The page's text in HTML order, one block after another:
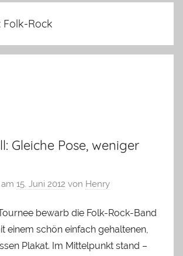
Folk-Rock
Gleiche Pose, weniger
15. Juni 2012 von Henry
bewarb die Folk-Rock-Band
einem schön einfach gehaltenen,
Plakat. Im Mittelpunkt stand –